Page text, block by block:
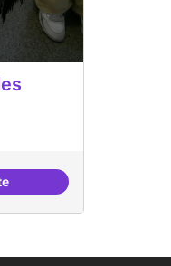
importància de